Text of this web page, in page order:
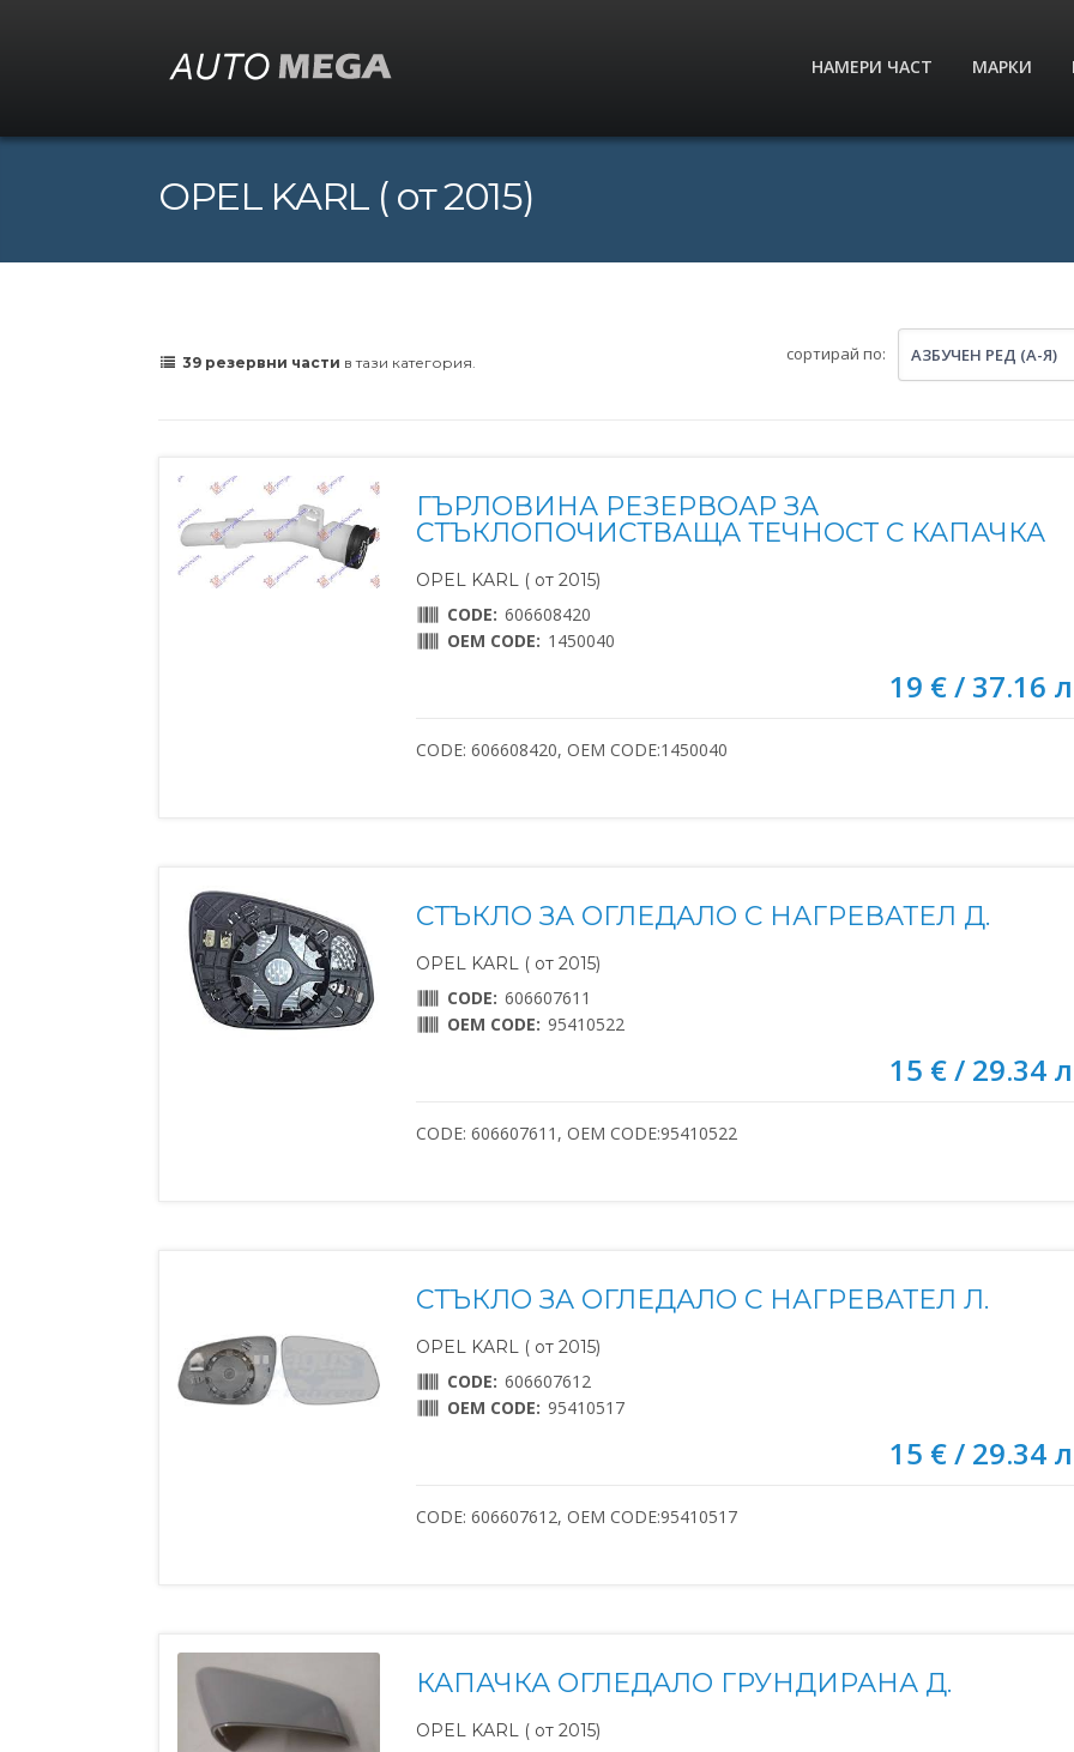
НАМЕРИ ЧАСТ МАРКИ
OPEL KARL ( от 2015)
39 резервни части в тази категория. сортирай по: АЗБУЧЕН РЕД (А-Я)
ГЪРЛОВИНА РЕЗЕРВОАР ЗА
СТЪКЛОПОЧИСТВАЩА ТЕЧНОСТ С КАПАЧКА
OPEL KARL ( от 2015)
CODE: 606608420
OEM CODE: 1450040
19 € / 37.16
CODE: 606608420, OEM CODE:1450040
СТЪКЛО ЗА ОГЛЕДАЛО С НАГРЕВАТЕЛ Д.
OPEL KARL ( от 2015)
CODE: 606607611
OEM CODE: 95410522
15 € / 29.34
CODE: 606607611, OEM CODE:95410522
СТЪКЛО ЗА ОГЛЕДАЛО С НАГРЕВАТЕЛ Л.
OPEL KARL ( от 2015)
CODE: 606607612
OEM CODE: 95410517
15 € / 29.34
CODE: 606607612, OEM CODE:95410517
КАПАЧКА ОГЛЕДАЛО ГРУНДИРАНА Д.
OPEL KARL ( от 2015)